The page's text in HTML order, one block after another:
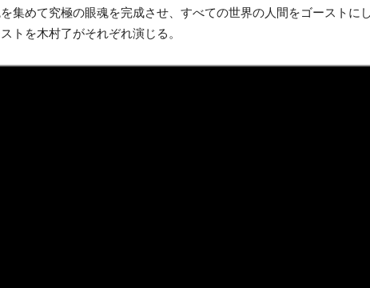
集めて究極の眼魂を完成させ、すべての世界の人間をゴーストに
トを木村了がそれぞれ演じる。